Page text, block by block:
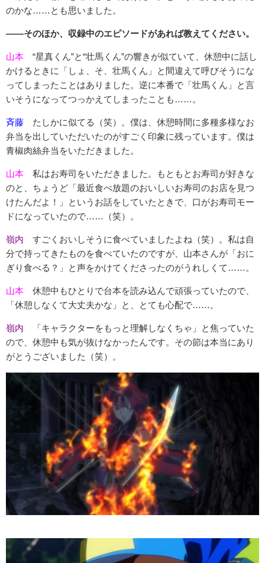
のかな……とも思いました。
――そのほか、収録中のエピソードがあれば教えてください。
山本 “星真くん”と“壮馬くん”の響きが似ていて、休憩中に話し
かけるときに「しょ、そ、壮馬くん」と間違えて呼びそうにな
ってしまったことはありました。逆に本番で「壮馬くん」と言
いそうになってつっかえてしまったことも……。
斉藤 たしかに似てる（笑）。僕は、休憩時間に多種多様なお
弁当を出していただいたのがすごく印象に残っています。僕は
青椒肉絲弁当をいただきました。
山本 私はお寿司をいただきました。もともとお寿司が好きな
のと、ちょうど「最近食べ放題のおいしいお寿司のお店を見つ
けたんだよ！」というお話をしていたときで、口がお寿司モー
ドになっていたので……（笑）。
嶺内 すごくおいしそうに食べていましたよね（笑）。私は自
分で持ってきたものを食べていたのですが、山本さんが「おに
ぎり食べる？」と声をかけてくださったのがうれしくて……。
山本 休憩中もひとりで台本を読み込んで頑張っていたので、
「休憩しなくて大丈夫かな」と、とても心配で……。
嶺内 「キャラクターをもっと理解しなくちゃ」と焦っていた
ので、休憩中も気が抜けなかったんです。その節は本当にあり
がとうございました（笑）。